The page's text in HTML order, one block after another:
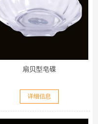
扇贝型皂碟
详细信息